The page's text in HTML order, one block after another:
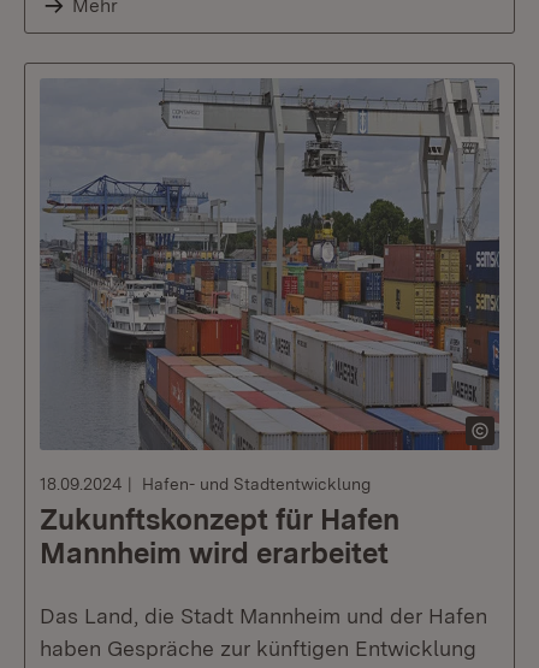
Mehr
18.09.2024 Hafen- und Stadtentwicklung
Zukunftskonzept für Hafen
Mannheim wird erarbeitet
Das Land, die Stadt Mannheim und der Hafen
haben Gespräche zur künftigen Entwicklung